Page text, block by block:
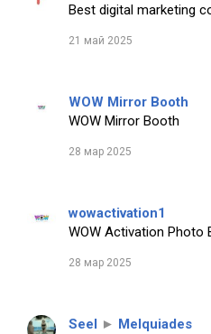
Best digital marketing
21 май 2025
WOW Mirror Booth
WOW Mirror Booth
28 мар 2025
wowactivation1
WOW Activation Photo
28 мар 2025
Seel ► Melquiades